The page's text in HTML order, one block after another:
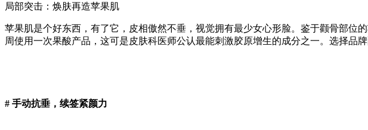
局部突击：焕肤再造苹果肌
苹果肌是个好东西，有了它，皮相傲然不垂，视觉拥有最少女心形脸。鉴于颧骨部位
周使用一次果酸产品，这可是皮肤科医师公认最能刺激胶原增生的成分之一。选择品
# 手动抗垂，续签紧颜力